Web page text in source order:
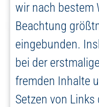
wir nach bestem
Beachtung
eingebunden.
bei der
fremden Inhalte
Setzen von